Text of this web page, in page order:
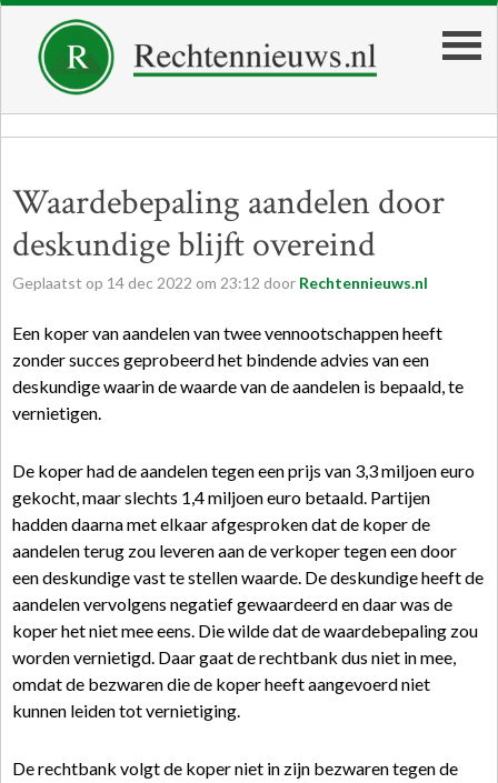
Waardebepaling aandelen door
deskundige blijft overeind
Geplaatst op 14 dec 2022 om 23:12 door Rechtennieuws.nl
Een koper van aandelen van twee vennootschappen heeft
zonder succes geprobeerd het bindende advies van een
deskundige waarin de waarde van de aandelen is bepaald, te
vernietigen.
De koper had de aandelen tegen een prijs van 3,3 miljoen euro
gekocht, maar slechts 1,4 miljoen euro betaald. Partijen
hadden daarna met elkaar afgesproken dat de koper de
aandelen terug zou leveren aan de verkoper tegen een door
een deskundige vast te stellen waarde. De deskundige heeft de
aandelen vervolgens negatief gewaardeerd en daar was de
koper het niet mee eens. Die wilde dat de waardebepaling zou
worden vernietigd. Daar gaat de rechtbank dus niet in mee,
omdat de bezwaren die de koper heeft aangevoerd niet
kunnen leiden tot vernietiging.
De rechtbank volgt de koper niet in zijn bezwaren tegen de